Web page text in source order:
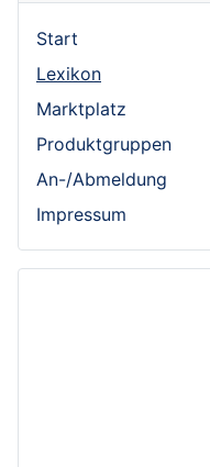
Start
Lexikon
Marktplatz
Produktgruppen
An-/Abmeldung
Impressum